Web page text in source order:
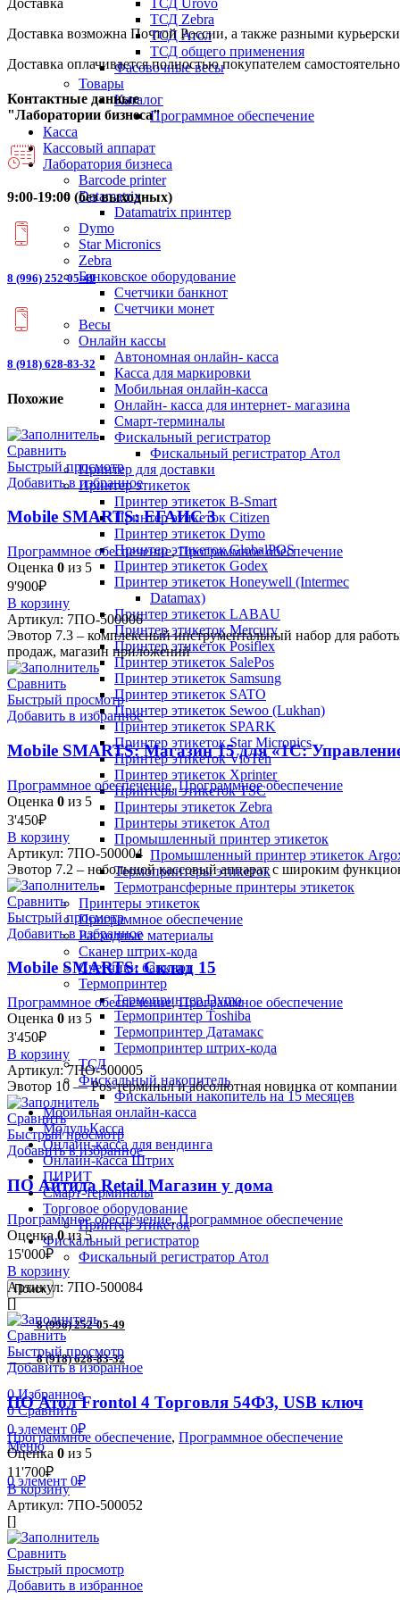
ТСД Urovo
ТСД Zebra
ТСД Атол
ТСД общего применения
Фасовочные весы
Товары
Каталог
Программное обеспечение
Касса
Кассовый аппарат
Лаборатория бизнеса
Barcode printer
Datamatrix
Datamatrix принтер
Dymo
Star Micronics
Zebra
Банковское оборудование
Счетчики банкнот
Счетчики монет
Весы
Онлайн кассы
Автономная онлайн- касса
Касса для маркировки
Мобильная онлайн-касса
Онлайн- касса для интернет- магазина
Смарт-терминалы
Фискальный регистратор
Фискальный регистратор Атол
Принтер для доставки
Принтер этикеток
Принтер этикеток B-Smart
Принтер этикеток Citizen
Принтер этикеток Dymo
Принтер этикеток GlobalPOS
Принтер этикеток Godex
Принтер этикеток Honeywell (Intermec
Datamax)
Принтер этикеток LABAU
Принтер этикеток Mercury
Принтер этикеток Posiflex
Принтер этикеток SalePos
Принтер этикеток Samsung
Принтер этикеток SATO
Принтер этикеток Sewoo (Lukhan)
Принтер этикеток SPARK
Принтер этикеток Star Micronics
Принтер этикеток VioTeh
Принтер этикеток Xprinter
Принтеры этикеток TSC
Принтеры этикеток Zebra
Принтеры этикеток Атол
Промышленный принтер этикеток
Промышленный принтер этикеток
Термопринтеры этикеток
Термотрансферные принтеры этикеток
Принтеры этикеток
Программное обеспечение
Расходные материалы
Сканер штрих-кода
Счетчики банкнот
Термопринтер
Термопринтер Dymo
Термопринтер Toshiba
Термопринтер Датамакс
Термопринтер штрих-кода
ТСД
Фискальный накопитель
Фискальный накопитель на 15 месяцев
Мобильная онлайн-касса
МодульКасса
Онлайн-касса для вендинга
Онлайн-касса Штрих
ПИРИТ
Смарт-терминалы
Торговое оборудование
Принтер этикеток
Фискальный регистратор
Фискальный регистратор Атол
Поиск
8 (996) 252-05-49
8 (918) 628-83-32
0Избранное
0 Сравнить
0элемент 0₽
Меню
0элемент 0₽
Доставка
Доставка возможна Почтой России, а также разными
Доставка оплачивается полностью покупателем
Контактные данные
"Лаборатории бизнеса"
9:00-19:00 (без выходных)
8 (996) 252-05-49
8 (918) 628-83-32
Похожие
Сравнить
Быстрый просмотр
Добавить в избранное
Mobile SMARTS: ЕГАИС 3
Программное обеспечение,Программное обеспечение
Оценка 0 из 5
9'900₽
В корзину
Артикул: 7ПО-500006
Эвотор 7.3 – комплексный инструментальный набор для
продаж, магазин приложений
Сравнить
Быстрый просмотр
Добавить в избранное
Mobile SMARTS: Магазин 15 для «1С:
Программное обеспечение,Программное обеспечение
Оценка 0 из 5
3'450₽
В корзину
Артикул: 7ПО-500004
Эвотор 7.2 – небольшой кассовый аппарат с широким
Сравнить
Быстрый просмотр
Добавить в избранное
Mobile SMARTS: Склад 15
Программное обеспечение,Программное обеспечение
Оценка 0 из 5
3'450₽
В корзину
Артикул:7ПО-500005
Эвотор 10 — Pos-терминал и абсолютная новинка от
Сравнить
Быстрый просмотр
Добавить в избранное
ПО Айтида Retail Магазин у дома
Программное обеспечение,Программное обеспечение
Оценка0из 5
15'000₽
В корзину
Артикул: 7ПО-500084
[]
Сравнить
Быстрый просмотр
Добавить в избранное
ПО Атол Frontol 4 Торговля 54ФЗ, USB ключ
Программное обеспечение, Программное обеспечение
Оценка 0 из 5
11'700₽
В корзину
Артикул: 7ПО-500052
[]
Сравнить
Быстрый просмотр
Добавить в избранное